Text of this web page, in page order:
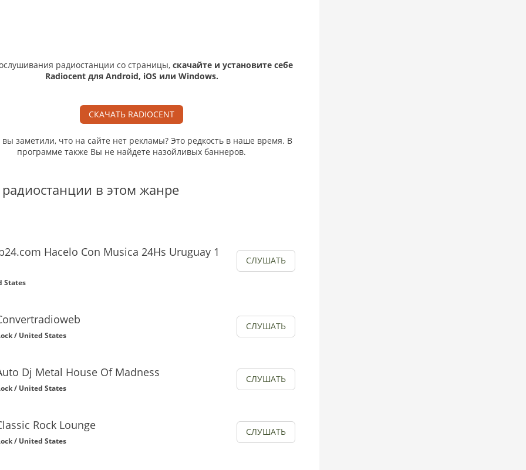
радиостанции со страницы, скачайте и установите себе
Radiocent для Android, iOS или Windows.
СКАЧАТЬ RADIOCENT
вы заметили, что на сайте нет рекламы? Это редкость в наше время. В
программе также Вы не найдете назойливых баннеров.
в этом жанре
Hacelo Con Musica 24Hs Uruguay 1
States
СЛУШАТЬ
/ United States
СЛУШАТЬ
Dj Metal House Of Madness
/ United States
СЛУШАТЬ
Rock Lounge
/ United States
СЛУШАТЬ